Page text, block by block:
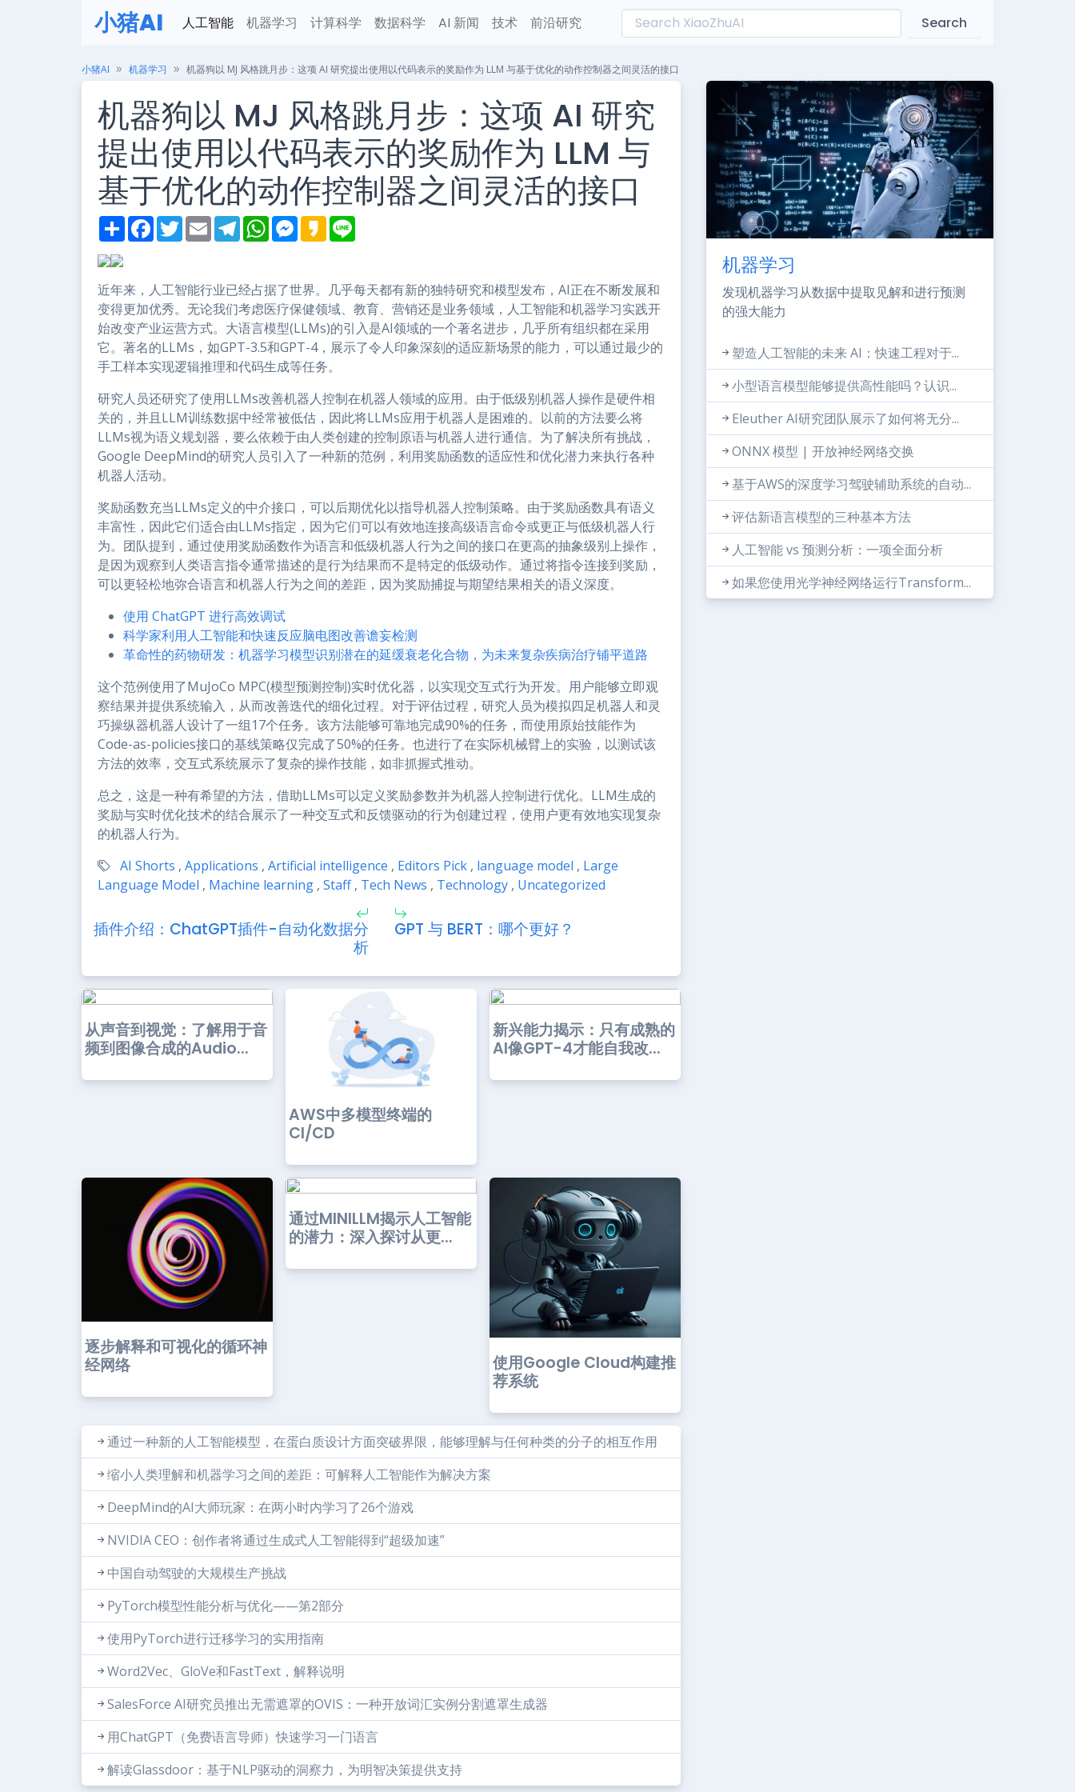
小猪AI 人工智能 机器学习 计算科学 数据科学 AI 新闻 技术 前沿研究 Search
小猪AI 机器学习 机器狗以 MJ 风格跳月步：这项 AI 研究提出使用以代码表示的奖励作为 LLM 与基于优化的动作控制器之间灵活的接口
机器狗以 MJ 风格跳月步：这项 AI 研究
提出使用以代码表示的奖励作为 LLM 与
基于优化的动作控制器之间灵活的接口
S
h
F
a
o
o
k
T
w
e
r
E
m
T
e
r
a
m
W
h
A
p
p
M
e
n
g
e
r
K
a
近年来，人工智能行业已经占据了世界。几乎每天都有新的独特研究和模型发布，AI正在不断发展和
变得更加优秀。无论我们考虑医疗保健领域、教育、营销还是业务领域，人工智能和机器学习实践开
始改变产业运营方式。大语言模型(LLMs)的引入是AI领域的一个著名进步，几乎所有组织都在采用
它。著名的LLMs，如GPT-3.5和GPT-4，展示了令人印象深刻的适应新场景的能力，可以通过最少的
手工样本实现逻辑推理和代码生成等任务。
研究人员还研究了使用LLMs改善机器人控制在机器人领域的应用。由于低级别机器人操作是硬件相
关的，并且LLM训练数据中经常被低估，因此将LLMs应用于机器人是困难的。以前的方法要么将
LLMs视为语义规划器，要么依赖于由人类创建的控制原语与机器人进行通信。为了解决所有挑战，
Google DeepMind的研究人员引入了一种新的范例，利用奖励函数的适应性和优化潜力来执行各种
机器人活动。
奖励函数充当LLMs定义的中介接口，可以后期优化以指导机器人控制策略。由于奖励函数具有语义
丰富性，因此它们适合由LLMs指定，因为它们可以有效地连接高级语言命令或更正与低级机器人行
为。团队提到，通过使用奖励函数作为语言和低级机器人行为之间的接口在更高的抽象级别上操作，
是因为观察到人类语言指令通常描述的是行为结果而不是特定的低级动作。通过将指令连接到奖励，
可以更轻松地弥合语言和机器人行为之间的差距，因为奖励捕捉与期望结果相关的语义深度。
使用 ChatGPT 进行高效调试
科学家利用人工智能和快速反应脑电图改善谵妄检测
革命性的药物研发：机器学习模型识别潜在的延缓衰老化合物，为未来复杂疾病治疗铺平道路
这个范例使用了MuJoCo MPC(模型预测控制)实时优化器，以实现交互式行为开发。用户能够立即观
察结果并提供系统输入，从而改善迭代的细化过程。对于评估过程，研究人员为模拟四足机器人和灵
巧操纵器机器人设计了一组17个任务。该方法能够可靠地完成90%的任务，而使用原始技能作为
Code-as-policies接口的基线策略仅完成了50%的任务。也进行了在实际机械臂上的实验，以测试该
方法的效率，交互式系统展示了复杂的操作技能，如非抓握式推动。
总之，这是一种有希望的方法，借助LLMs可以定义奖励参数并为机器人控制进行优化。LLM生成的
奖励与实时优化技术的结合展示了一种交互式和反馈驱动的行为创建过程，使用户更有效地实现复杂
的机器人行为。
AI Shorts , Applications , Artificial intelligence , Editors Pick , language model , Large
Language Model , Machine learning , Staff , Tech News , Technology , Uncategorized
插件介绍：ChatGPT插件-自动化数据分
析
GPT 与 BERT：哪个更好？
从声音到视觉：了解用于音
频到图像合成的Audio...
AWS中多模型终端的
CI/CD
新兴能力揭示：只有成熟的
AI像GPT-4才能自我改...
逐步解释和可视化的循环神
经网络
通过MINILLM揭示人工智能
的潜力：深入探讨从更...
使用Google Cloud构建推
荐系统
通过一种新的人工智能模型，在蛋白质设计方面突破界限，能够理解与任何种类的分子的相互作用
缩小人类理解和机器学习之间的差距：可解释人工智能作为解决方案
DeepMind的AI大师玩家：在两小时内学习了26个游戏
NVIDIA CEO：创作者将通过生成式人工智能得到“超级加速”
中国自动驾驶的大规模生产挑战
PyTorch模型性能分析与优化——第2部分
使用PyTorch进行迁移学习的实用指南
Word2Vec、GloVe和FastText，解释说明
SalesForce AI研究员推出无需遮罩的OVIS：一种开放词汇实例分割遮罩生成器
用ChatGPT（免费语言导师）快速学习一门语言
解读Glassdoor：基于NLP驱动的洞察力，为明智决策提供支持
机器学习
发现机器学习从数据中提取见解和进行预测
的强大能力
塑造人工智能的未来 AI：快速工程对于...
小型语言模型能够提供高性能吗？认识...
Eleuther AI研究团队展示了如何将无分...
ONNX 模型 | 开放神经网络交换
基于AWS的深度学习驾驶辅助系统的自动...
评估新语言模型的三种基本方法
人工智能 vs 预测分析：一项全面分析
如果您使用光学神经网络运行Transform...